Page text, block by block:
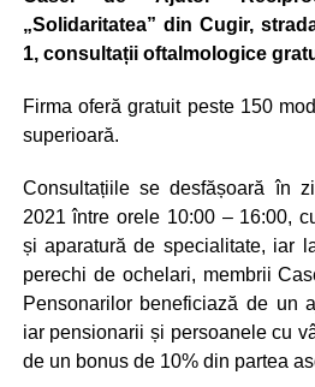
„Solidaritatea” din Cugir,
1, consultații oftalmologice
Firma oferă gratuit peste 150
superioară.
Consultațiile se desfășoară în
2021 între orele 10:00 – 16:00,
și aparatură de specialitate, iar
perechi de ochelari, membrii
Pensonarilor beneficiază de un
iar pensionarii și persoanele cu
de un bonus de 10% din partea